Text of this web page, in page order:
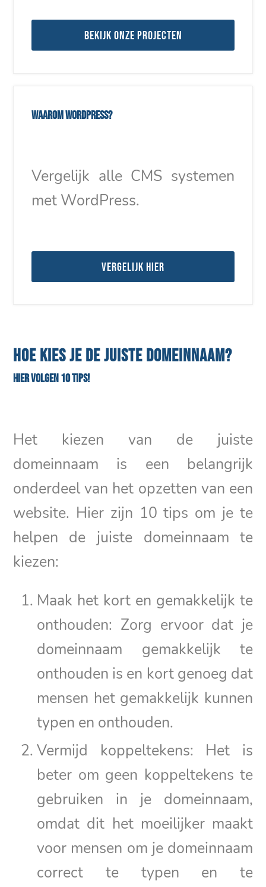
Bekijk onze projecten
Waarom WordPress?
Vergelijk alle CMS systemen
met WordPress.
Vergelijk hier
HOE KIES JE DE JUISTE DOMEINNAAM?
Hier volgen 10 tips!
Het kiezen van de juiste
domeinnaam is een belangrijk
onderdeel van het opzetten van een
website. Hier zijn 10 tips om je te
helpen de juiste domeinnaam te
kiezen:
Maak het kort en gemakkelijk te
onthouden: Zorg ervoor dat je
domeinnaam gemakkelijk te
onthouden is en kort genoeg dat
mensen het gemakkelijk kunnen
typen en onthouden.
Vermijd koppeltekens: Het is
beter om geen koppeltekens te
gebruiken in je domeinnaam,
omdat dit het moeilijker maakt
voor mensen om je domeinnaam
correct te typen en te